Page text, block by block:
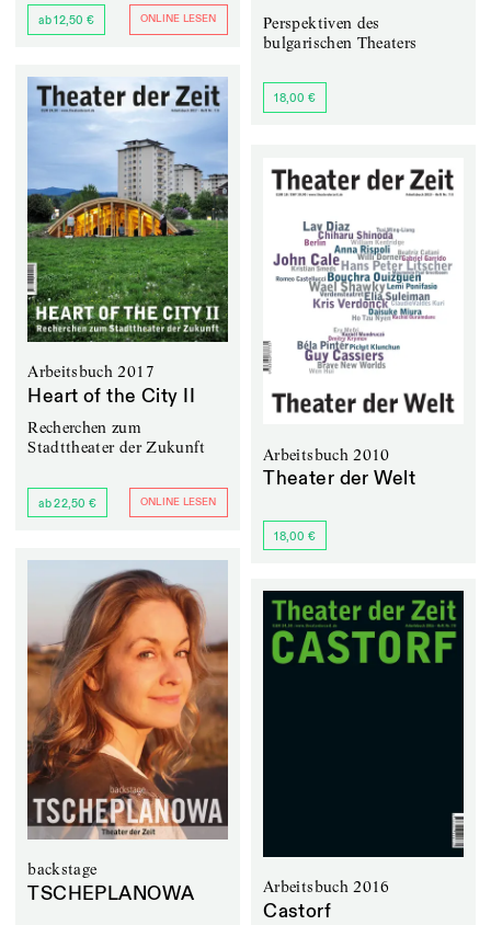
ab 12,50 € ONLINE LESEN
Perspektiven des
bulgarischen Theaters
18,00 €
Arbeitsbuch 2017
Heart of the City II
Recherchen zum
Stadttheater der Zukunft
ab 22,50 € ONLINE LESEN
Arbeitsbuch 2010
Theater der Welt
18,00 €
backstage
TSCHEPLANOWA Arbeitsbuch 2016
Castorf